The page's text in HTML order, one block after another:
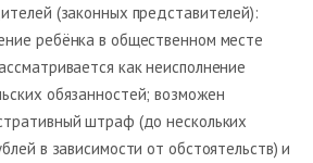
(законных представителей):
ребёнка в общественном месте
как неисполнение
обязанностей; возможен
штраф (до нескольких
в зависимости от обстоятельств) и